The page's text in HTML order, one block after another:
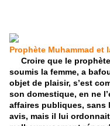
Prophète Muhammad et
Croire que le
soumis la femme, a
objet de plaisir, s’est
son domestique, en ne
affaires publiques, sans
avis, mais il lui